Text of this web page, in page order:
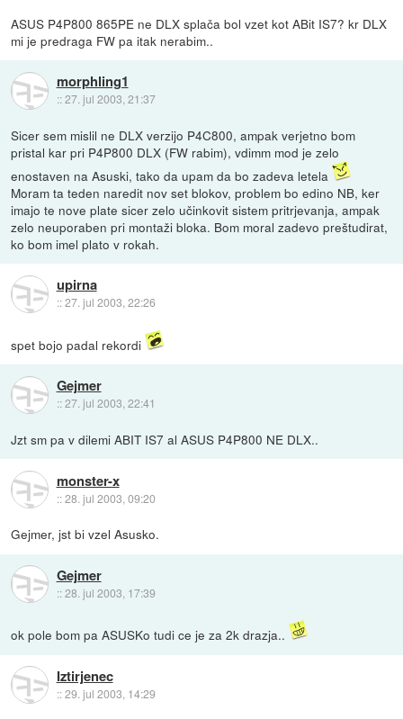
ASUS P4P800 865PE ne DLX splača bol vzet kot ABit IS7? kr DLX
mi je predraga FW pa itak nerabim..
morphling1
::27. jul 2003, 21:37
Sicer sem mislil ne DLX verzijo P4C800, ampak verjetno bom
pristal kar pri P4P800 DLX (FW rabim), vdimm mod je zelo
enostaven na Asuski, tako da upam da bo zadeva letela
Moram ta teden naredit nov set blokov, problem bo edino NB, ker
imajo te nove plate sicer zelo učinkovit sistem pritrjevanja, ampak
zelo neuporaben pri montaži bloka. Bom moral zadevo preštudirat,
ko bom imel plato v rokah.
upirna
::27. jul 2003, 22:26
spet bojo padal rekordi
Gejmer
::27. jul 2003, 22:41
Jzt sm pa v dilemi ABIT IS7 al ASUS P4P800 NE DLX..
monster-x
::28. jul 2003, 09:20
Gejmer, jst bi vzel Asusko.
Gejmer
::28. jul 2003, 17:39
ok pole bom pa ASUSKo tudi ce je za 2k drazja..
Iztirjenec
::29. jul 2003, 14:29